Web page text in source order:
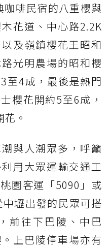
啡民宿的八重櫻與
花道、中心路2.2K
及嶺鎮櫻花王昭和
光明農場的昭和櫻
至4成，最後是熱門
櫻花開約5至6成，
。
與人潮眾多，呼籲
用大眾運輸交通工
園客運「5090」或
壢出發的民眾可搭
前往下巴陵、中巴
上巴陵停車場亦有